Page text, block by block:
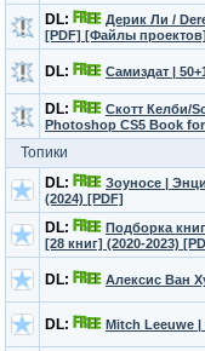
DL:
Дерик Ли /
[PDF] [Файлы проектов]
DL: Самиздат |
DL:
Скотт Келби/
Photoshop CS5 Book
Топики
DL:
Зоуносе |
(2024) [PDF]
DL:
Подборка
[28 книг] (2020-2023)
DL: Алексис Ван
DL: Mitch Leeuwe |